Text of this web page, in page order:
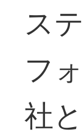
ス
フ
社